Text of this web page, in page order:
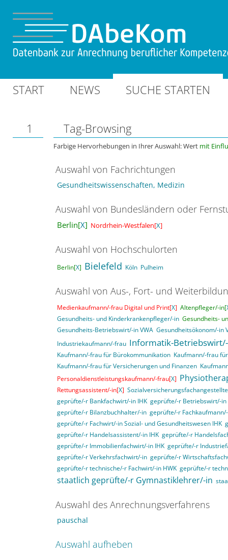
START NEWS SUCHE STARTEN
1 Tag-Browsing
Farbige Hervorhebungen in Ihrer Auswahl: Wert mit
Auswahl von Fachrichtungen
Gesundheitswissenschaften, Medizin
Auswahl von Bundesländern oder
Berlin[X] Nordrhein-Westfalen[X]
Auswahl von Hochschulorten
Berlin[X] Bielefeld Köln Pulheim
Auswahl von Aus-, Fort- und
Medienkaufmann/-frau Digital und Print[X] Altenpfleger/-in[
Gesundheits- und Kinderkrankenpfleger/-in Gesundheits-
Gesundheits-Betriebswirt/-in VWA Gesundheitsökonom/-in
Industriekaufmann/-frau Informatik-
Kaufmann/-frau für Bürokommunikation Kaufmann/-frau
Kaufmann/-frau für Versicherungen und Finanzen
Personaldienstleistungskaufmann/-frau[X]
Rettungsassistent/-in[X]
geprüfte/-r Bankfachwirt/-in IHK geprüfte/-r Betriebswirt/-in
geprüfte/-r Bilanzbuchhalter/-in geprüfte/-r
geprüfte/-r Fachwirt/-in Sozial- und Gesundheitswesen IHK
geprüfte/-r Handelsassistent/-in IHK geprüfte/-r
geprüfte/-r Immobilienfachwirt/-in IHK geprüfte/-r
geprüfte/-r Verkehrsfachwirt/-in geprüfte/-r
geprüfte/-r technische/-r Fachwirt/-in HWK geprüfte/-r
staatlich geprüfte/-r Gymnastiklehrer/-in
Auswahl des Anrechnungsverfahrens
pauschal
Auswahl aufheben